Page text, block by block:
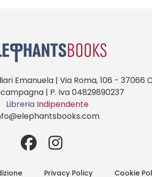
Emanuela | Via Roma, 106 - 37066
| P. Iva 04829890237
Libreria Indipendente
Privacy Policy Cookie